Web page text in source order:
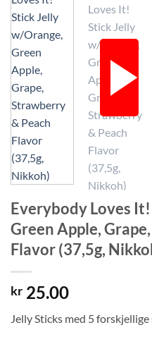
Everybody Loves
Green Apple,
Flavor (37,5g,
kr 25.00
Jelly Sticks med 5 forskjellige